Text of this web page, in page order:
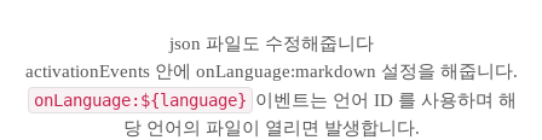
json 파일도 수정해줍니다
activationEvents 안에 onLanguage:markdown 설정을 해줍니다.
onLanguage:${language} 이벤트는 언어 ID 를 사용하며 해
당 언어의 파일이 열리면 발생합니다.